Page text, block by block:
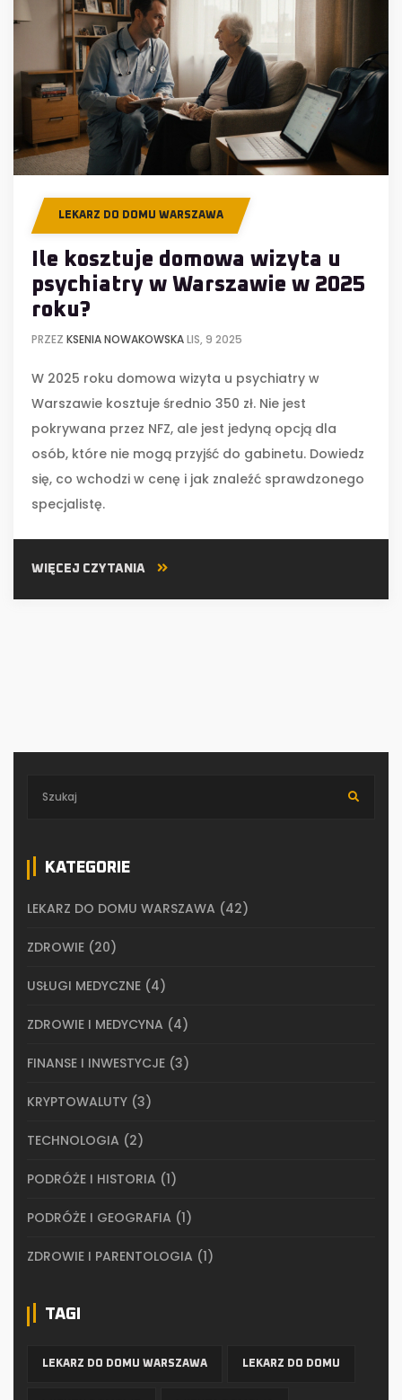
LEKARZ DO DOMU WARSZAWA
Ile kosztuje domowa wizyta u
psychiatry w Warszawie w 2025
roku?
PRZEZ KSENIA NOWAKOWSKALIS, 9 2025
W 2025 roku domowa wizyta u psychiatry w
Warszawie kosztuje średnio 350 zł. Nie jest
pokrywana przez NFZ, ale jest jedyną opcją dla
osób, które nie mogą przyjść do gabinetu. Dowiedz
się, co wchodzi w cenę i jak znaleźć sprawdzonego
specjalistę.
WIĘCEJ CZYTANIA
KATEGORIE
LEKARZ DO DOMU WARSZAWA (42)
ZDROWIE (20)
USŁUGI MEDYCZNE (4)
ZDROWIE I MEDYCYNA (4)
FINANSE I INWESTYCJE (3)
KRYPTOWALUTY (3)
TECHNOLOGIA (2)
PODRÓŻE I HISTORIA (1)
PODRÓŻE I GEOGRAFIA (1)
ZDROWIE I PARENTOLOGIA (1)
TAGI
LEKARZ DO DOMU WARSZAWA LEKARZ DO DOMU